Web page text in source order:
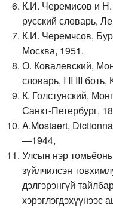
К.И. Черемисов и
русский словарь,
К.И. Черемчсов,
Москва, 1951.
О. Ковалевский,
словарь, I II III
К. Голстунский,
Санкт-Петербург,
A.Mostaert,
—1944,
Улсын нэр
зүйлчилсэн
дэлгэрэнгүй
хэрэглэгдэхүүнээс